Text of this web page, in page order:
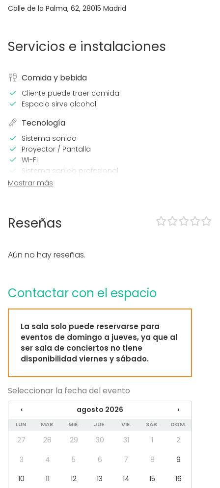
Calle de la Palma, 62, 28015 Madrid
Servicios e instalaciones
Comida y bebida
Cliente puede traer comida
Espacio sirve alcohol
Tecnología
Sistema sonido
Proyector / Pantalla
Wi-Fi
Sistema sonido profesional
Sistema iluminación profesional
Música a todo volumen OK
Zona para música en directo
Equipamiento
Escenario
Bola de disco ;)
Mobiliario
Tipo de eventos
Fiesta
Boda
Cena / Comida
Reunión / Workshop
Conferencia / Formación
Fiesta infantil
Celebración familiar
Mostrar más
Reseñas
Aún no hay reseñas.
Contactar con el espacio
La sala solo puede reservarse para
eventos de domingo a jueves, ya que al
ser sala de conciertos no tiene
disponibilidad viernes y sábado.
Seleccionar la fecha del evento
‹ agosto 2026 ›
LUN. MAR. MIÉ. JUE. VIE. SÁB. DOM.
27 28 29 30 31 1
2
3
4 5 6 7 8
9
10
11 12 13 14 15
16